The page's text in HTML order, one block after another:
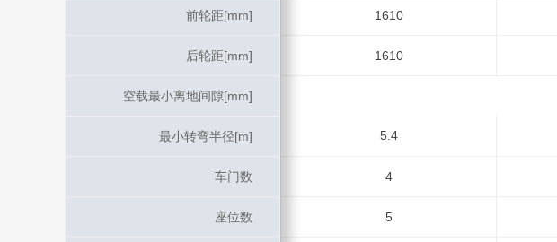
前轮距[mm] 1610
后轮距[mm] 1610
空载最小离地间隙[mm]
最小转弯半径[m] 5.4
车门数 4
座位数 5
前轮距[mm]
后轮距[mm]
空载最小离地间隙[mm]
最小转弯半径[m]
车门数
座位数